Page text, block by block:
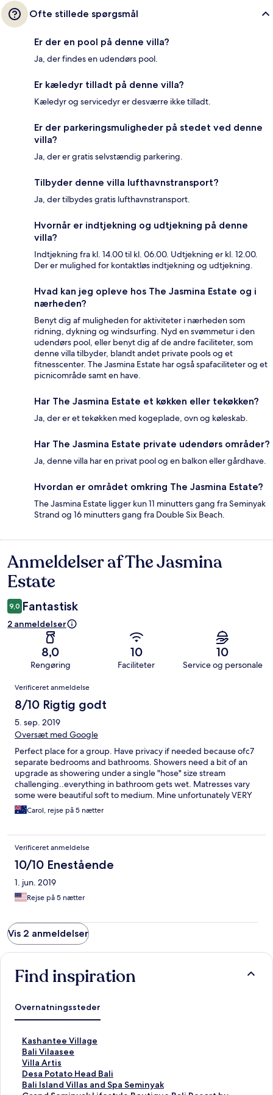
Ofte stillede spørgsmål
Er der en pool på denne villa?
Ja, der findes en udendørs pool.
Er kæledyr tilladt på denne villa?
Kæledyr og servicedyr er desværre ikke tilladt.
Er der parkeringsmuligheder på stedet ved denne
villa?
Ja, der er gratis selvstændig parkering.
Tilbyder denne villa lufthavnstransport?
Ja, der tilbydes gratis lufthavnstransport.
Hvornår er indtjekning og udtjekning på denne
villa?
Indtjekning fra kl. 14.00 til kl. 06.00. Udtjekning er kl. 12.00.
Der er mulighed for kontaktløs indtjekning og udtjekning.
Hvad kan jeg opleve hos The Jasmina Estate og i
nærheden?
Benyt dig af muligheden for aktiviteter i nærheden som
ridning, dykning og windsurfing. Nyd en svømmetur i den
udendørs pool, eller benyt dig af de andre faciliteter, som
denne villa tilbyder, blandt andet private pools og et
fitnesscenter. The Jasmina Estate har også spafaciliteter og et
picnicområde samt en have.
Har The Jasmina Estate et køkken eller tekøkken?
Ja, der er et tekøkken med kogeplade, ovn og køleskab.
Har The Jasmina Estate private udendørs områder?
Ja, denne villa har en privat pool og en balkon eller gårdhave.
Hvordan er området omkring The Jasmina Estate?
The Jasmina Estate ligger kun 11 minutters gang fra Seminyak
Strand og 16 minutters gang fra Double Six Beach.
Anmeldelser
Anmeldelser af The Jasmina
Estate
9,0 Fantastisk
2 anmeldelser
8,0
Rengøring
10
Faciliteter
10
Service og personale
Anmeldelser
Verificeret anmeldelse
8/10 Rigtig godt
5. sep. 2019
Oversæt med Google
Perfect place for a group. Have privacy if needed because ofc7
separate bedrooms and bathrooms. Showers need a bit of an
upgrade as showering under a single "hose" size stream
challenging..everything in bathroom gets wet. Matresses vary
some were beautiful soft to medium. Mine unfortunately VERY
firm. Fantastic staff. Gede...manager..chef cooked us beautiful
food. Housekeeping boys and girls couldnt do enough. Villa
wouldnt have known we were in middle of Seminyak. Higly
recommend. Could have lived on the day bed by the pool for
ever!
Carol, rejse på 5 nætter
Verificeret anmeldelse
10/10 Enestående
1. jun. 2019
Rejse på 5 nætter
Vis 2 anmeldelser
Find inspiration
Overnatningssteder
Kashantee Village
L
i
n
k
å
Bali Vilaasee
L
i
n
k
Villa Artis
L
i
n
Desa Potato Head Bali
L
iBali Island Villas and Spa Seminyak
L